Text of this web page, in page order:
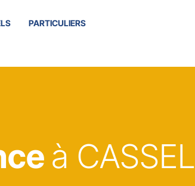
PARTICULIERS
à CASSEL